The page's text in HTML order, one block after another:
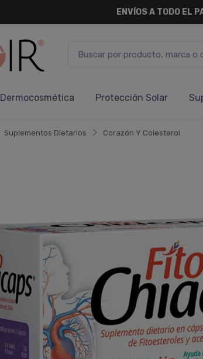
Dermocosmética Protección Solar
Suplementos Dietarios Corazón Y Colesterol